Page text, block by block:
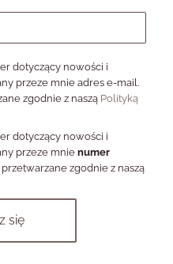
dotyczący nowości i
przeze mnie adres e-mail.
zgodnie z naszą Polityką
dotyczący nowości i
przeze mnie numer
zgodnie z naszą